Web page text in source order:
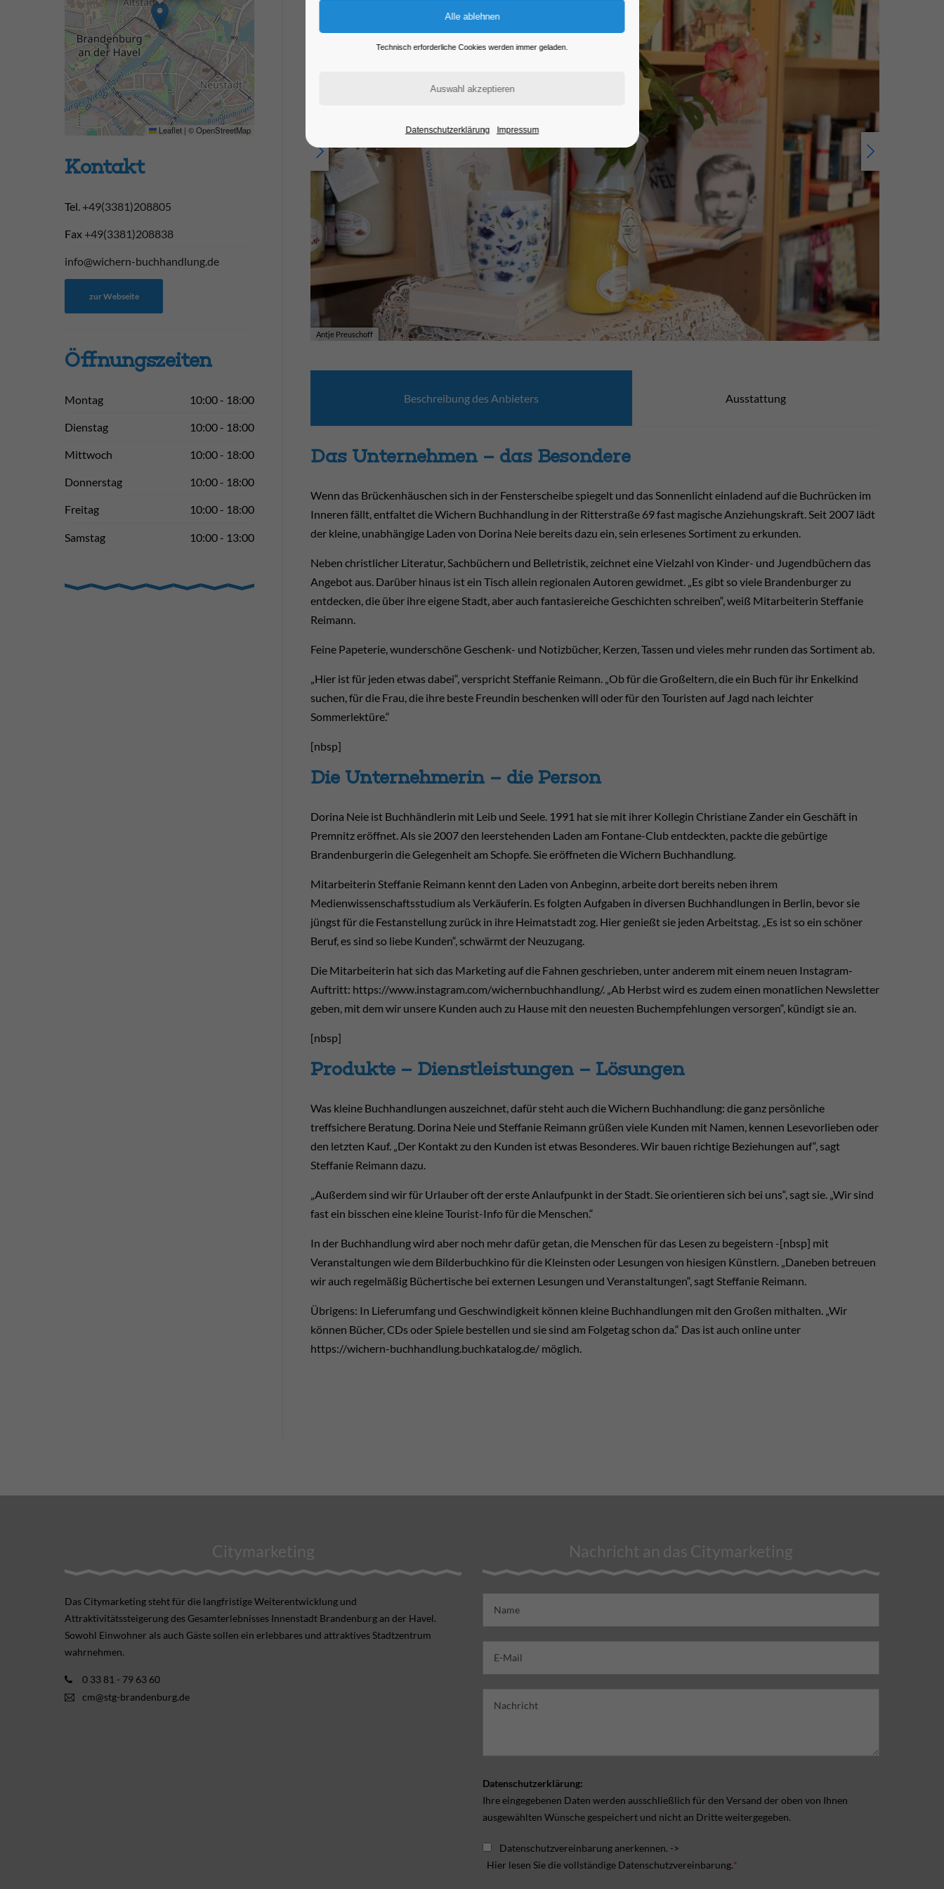
Kati Krüger
Antje Preuschoff
Beschrei­bung des Anbie­ters Ausstattung
Das Unternehmen – das Besondere
Wenn das Brückenhäuschen sich in der Fensterscheibe spiegelt und das Sonnenlicht einladend auf die Buchrücken im
Inneren fällt, entfaltet die Wichern Buchhandlung in der Ritterstraße 69 fast magische Anziehungskraft. Seit 2007 lädt
der kleine, unabhängige Laden von Dorina Neie bereits dazu ein, sein erlesenes Sortiment zu erkunden.
Neben christlicher Literatur, Sachbüchern und Belletristik, zeichnet eine Vielzahl von Kinder- und Jugendbüchern das
Angebot aus. Darüber hinaus ist ein Tisch allein regionalen Autoren gewidmet. „Es gibt so viele Brandenburger zu
entdecken, die über ihre eigene Stadt, aber auch fantasiereiche Geschichten schreiben“, weiß Mitarbeiterin Steffanie
Reimann.
Feine Papeterie, wunderschöne Geschenk- und Notizbücher, Kerzen, Tassen und vieles mehr runden das Sortiment ab.
„Hier ist für jeden etwas dabei“, verspricht Steffanie Reimann. „Ob für die Großeltern, die ein Buch für ihr Enkelkind
suchen, für die Frau, die ihre beste Freundin beschenken will oder für den Touristen auf Jagd nach leichter
Sommerlektüre.“
[nbsp]
Die Unternehmerin – die Person
Dorina Neie ist Buchhändlerin mit Leib und Seele. 1991 hat sie mit ihrer Kollegin Christiane Zander ein Geschäft in
Premnitz eröffnet. Als sie 2007 den leerstehenden Laden am Fontane-Club entdeckten, packte die gebürtige
Brandenburgerin die Gelegenheit am Schopfe. Sie eröffneten die Wichern Buchhandlung.
Mitarbeiterin Steffanie Reimann kennt den Laden von Anbeginn, arbeite dort bereits neben ihrem
Medienwissenschaftsstudium als Verkäuferin. Es folgten Aufgaben in diversen Buchhandlungen in Berlin, bevor sie
jüngst für die Festanstellung zurück in ihre Heimatstadt zog. Hier genießt sie jeden Arbeitstag. „Es ist so ein schöner
Beruf, es sind so liebe Kunden“, schwärmt der Neuzugang.
Die Mitarbeiterin hat sich das Marketing auf die Fahnen geschrieben, unter anderem mit einem neuen Instagram-
Auftritt: https://www.instagram.com/wichernbuchhandlung/. „Ab Herbst wird es zudem einen monatlichen Newsletter
geben, mit dem wir unsere Kunden auch zu Hause mit den neuesten Buchempfehlungen versorgen“, kündigt sie an.
[nbsp]
Produkte – Dienstleistungen – Lösungen
Was kleine Buchhandlungen auszeichnet, dafür steht auch die Wichern Buchhandlung: die ganz persönliche
treffsichere Beratung. Dorina Neie und Steffanie Reimann grüßen viele Kunden mit Namen, kennen Lesevorlieben oder
den letzten Kauf. „Der Kontakt zu den Kunden ist etwas Besonderes. Wir bauen richtige Beziehungen auf“, sagt
Steffanie Reimann dazu.
„Außerdem sind wir für Urlauber oft der erste Anlaufpunkt in der Stadt. Sie orientieren sich bei uns“, sagt sie. „Wir sind
fast ein bisschen eine kleine Tourist-Info für die Menschen.“
In der Buchhandlung wird aber noch mehr dafür getan, die Menschen für das Lesen zu begeistern -[nbsp] mit
Veranstaltungen wie dem Bilderbuchkino für die Kleinsten oder Lesungen von hiesigen Künstlern. „Daneben betreuen
wir auch regelmäßig Büchertische bei externen Lesungen und Veranstaltungen“, sagt Steffanie Reimann.
Übrigens: In Lieferumfang und Geschwindigkeit können kleine Buchhandlungen mit den Großen mithalten. „Wir
können Bücher, CDs oder Spiele bestellen und sie sind am Folgetag schon da.“ Das ist auch online unter
https://wichern-buchhandlung.buchkatalog.de/ möglich.
Leaflet | ©OpenStreetMap
Kontakt
Tel. +49(3381)208805
Fax +49(3381)208838
info@wichern-buchhandlung.de
zur Webseite
Öffnungs­zeiten
Montag 10:00 - 18:00
Dienstag 10:00 - 18:00
Mittwoch 10:00 - 18:00
Donnerstag 10:00 - 18:00
Freitag 10:00 - 18:00
Samstag 10:00 - 13:00
Citymarketing
Das Citymarketing steht für die langfristige Weiterentwicklung und
Attraktivitätssteigerung des Gesamterlebnisses Innenstadt Brandenburg an der Havel.
Sowohl Einwohner als auch Gäste sollen ein erlebbares und attraktives Stadtzentrum
wahrnehmen.
0 33 81 - 79 63 60
cm@stg-brandenburg.de
Nachricht an das Citymarketing
Datenschutzerklärung:
Ihre eingegebenen Daten werden ausschließlich für den Versand der oben von Ihnen
ausgewählten Wünsche gespeichert und nicht an Dritte weitergegeben.
Datenschutzvereinbarung anerkennen. ->
Hier lesen Sie die vollständige Datenschutzvereinbarung.*
Technisch erforderliche Cookies werden immer geladen.
Datenschutzerklärung Impressum